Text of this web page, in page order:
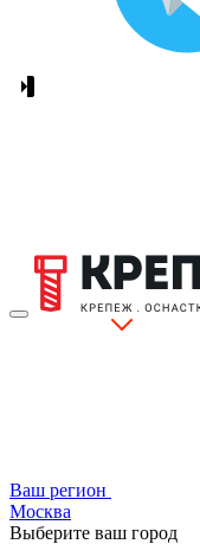
Ваш регион
Москва
Выберите ваш город